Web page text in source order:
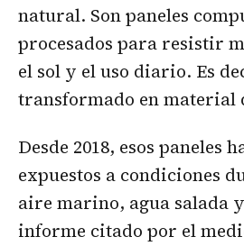
natural. Son paneles
procesados para resistir
el sol y el uso diario. Es
transformado en material
Desde 2018, esos paneles
expuestos a condiciones
aire marino, agua salada
informe citado por el